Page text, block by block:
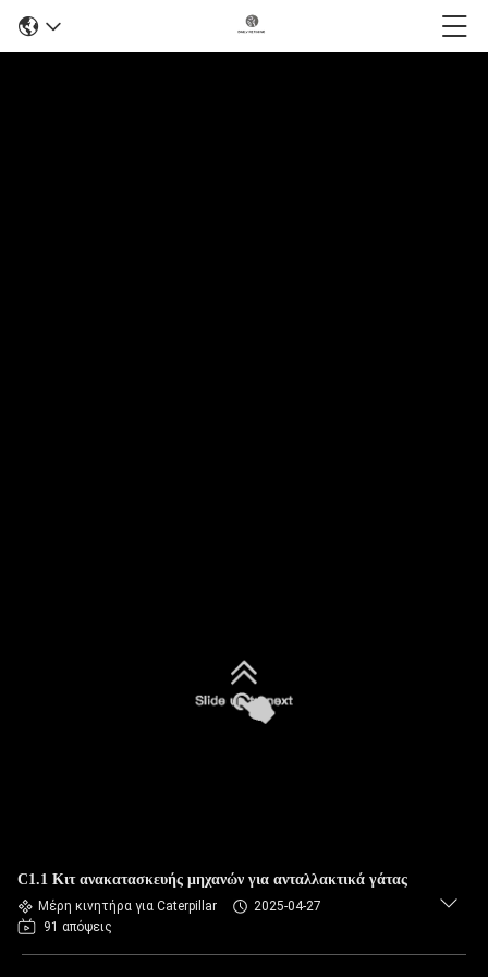
C1.1 Κιτ ανακατασκευής μηχανών για ανταλλακτικά γάτας
Μέρη κινητήρα για Caterpillar
2025-04-27
91 απόψεις